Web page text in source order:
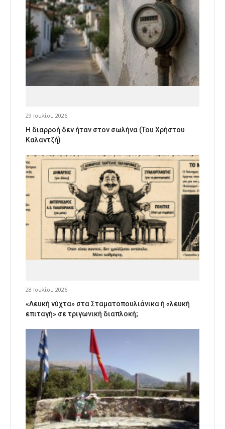
29 Ιουλίου 2026
Η διαρροή δεν ήταν στον σωλήνα (Του Χρήστου
Καλαντζή)
28 Ιουλίου 2026
«Λευκή νύχτα» στα Σταματοπουλιάνικα ή «λευκή
επιταγή» σε τριγωνική διαπλοκή;